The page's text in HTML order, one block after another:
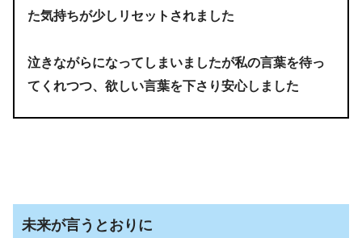
た気持ちが少しリセットされました
泣きながらになってしまいましたが私の言葉を待っ
てくれつつ、欲しい言葉を下さり安心しました
未来が言うとおりに